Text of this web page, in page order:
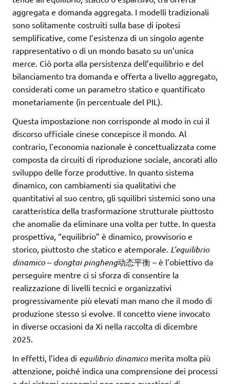
aggregata e domanda aggregata. I modelli tradizionali
sono solitamente costruiti sulla base di ipotesi
semplificative, come l’esistenza di un singolo agente
rappresentativo o di un mondo basato su un’unica
merce. Ciò porta alla persistenza dell’equilibrio e del
bilanciamento tra domanda e offerta a livello aggregato,
considerati come un parametro statico e quantificato
monetariamente (in percentuale del PIL).
Questa impostazione non corrisponde al modo in cui il
discorso ufficiale cinese concepisce il mondo. Al
contrario, l’economia nazionale è concettualizzata come
composta da circuiti di riproduzione sociale, ancorati allo
sviluppo delle forze produttive. In quanto sistema
dinamico, con cambiamenti sia qualitativi che
quantitativi al suo centro, gli squilibri sistemici sono una
caratteristica della trasformazione strutturale piuttosto
che anomalie da eliminare una volta per tutte. In questa
prospettiva, “equilibrio” è dinamico, provvisorio e
storico, piuttosto che statico e atemporale. L’equilibrio
dinamico– dongtai pingheng动态平衡 – è l’obiettivo da
perseguire mentre ci si sforza di consentire la
realizzazione di livelli tecnici e organizzativi
progressivamente più elevati man mano che il modo di
produzione stesso si evolve. Il concetto viene invocato
in diverse occasioni da Xi nella raccolta di dicembre
2025.
In effetti, l’idea di equilibrio dinamicomerita molta più
attenzione, poiché indica una comprensione dei processi